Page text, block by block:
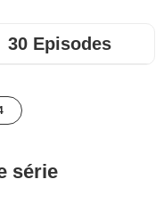
30 Episodes
série